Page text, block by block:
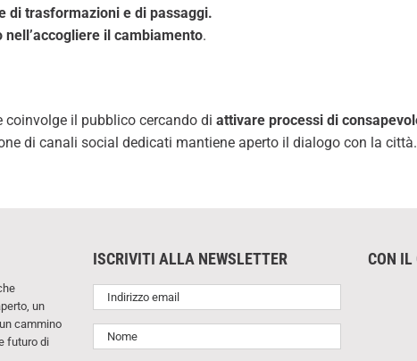
di trasformazioni e di passaggi.
il cambiamento.
coinvolge il pubblico cercando di attivare processi di
di canali social dedicati mantiene aperto il dialogo con la città.
un
cammino
futuro di
ISCRIVITI ALLA NEWSLETTER CON IL